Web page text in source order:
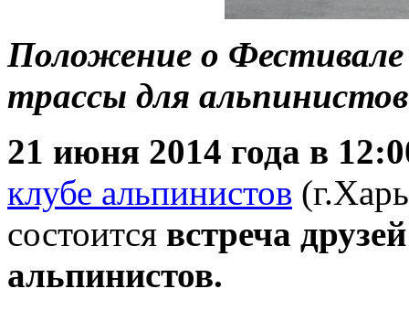
Положение о
трассы для
21 июня 2014 года в
клубе альпинистов
состоится встреча
альпинистов.